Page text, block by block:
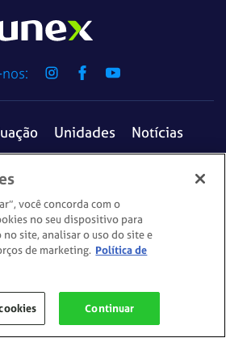
ingressar O Mercado
Unidades
Notícias
na UNEX
ENEM
Transferência Externa
Reingresso
de Resultado
Graduação
você concorda com o
no seu dispositivo para
no site, analisar o uso do site e
de marketing. Política de
Continuar